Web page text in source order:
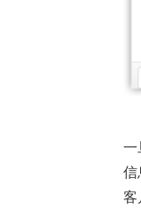
一
信
客